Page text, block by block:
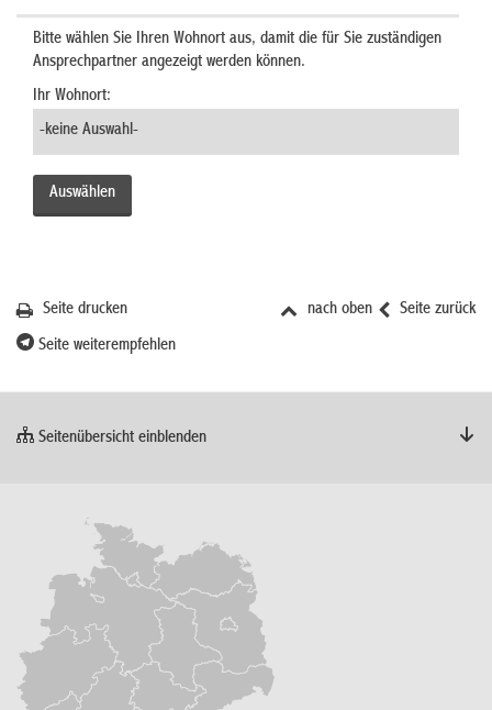
Bitte wählen Sie Ihren Wohnort aus, damit die für Sie zuständigen
Ansprechpartner angezeigt werden können.
Ihr Wohnort:
Seite zurück
nach oben
Seite drucken
Seite weiterempfehlen
Seitenübersicht einblenden